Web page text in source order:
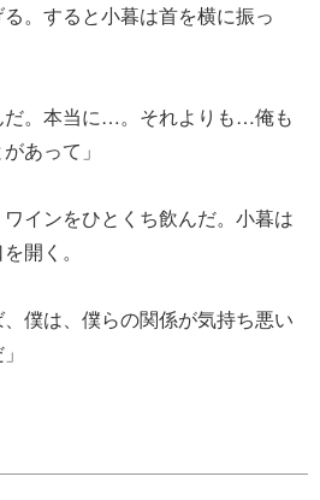
。すると小暮は首を横に振っ
だ。本当に…。それよりも…俺も
あって」
インをひとくち飲んだ。小暮は
開く。
、僕は、僕らの関係が気持ち悪い